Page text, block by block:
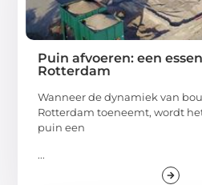
Puin afvoeren: een
Rotterdam
Wanneer de dynamiek van
Rotterdam toeneemt, wordt
puin een
...